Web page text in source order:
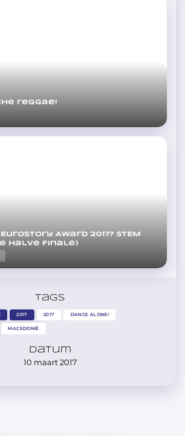
reggae!
Award 2017? STEM
Halve Finale)
Tags
2017 2017 DANCE ALONE!
MACEDONIË
Datum
10 maart 2017